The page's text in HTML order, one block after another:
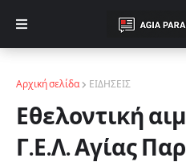
Αρχική σελίδα ΕΙΔΗΣΕΙΣ
Εθελοντική
Γ.Ε.Λ. Αγίας